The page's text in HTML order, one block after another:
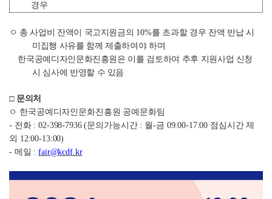
경우
ㅇ 총 사업비 잔액이 국고지원금의 10%를 초과할 경우 잔액 반납 시
미집행 사유를 함께 제출하여야 하며
한국공예디자인문화진흥원은 이를 검토하여 추후 지원사업 신청
시 심사에 반영할 수 있음
□ 문의처
ㅇ 한국공예디자인문화진흥원 공예문화팀
- 전화 : 02-398-7936 (문의가능시간 : 월-금 09:00-17:00 점심시간 제
외 12:00-13:00)
- 메일 :fair@kcdf.kr